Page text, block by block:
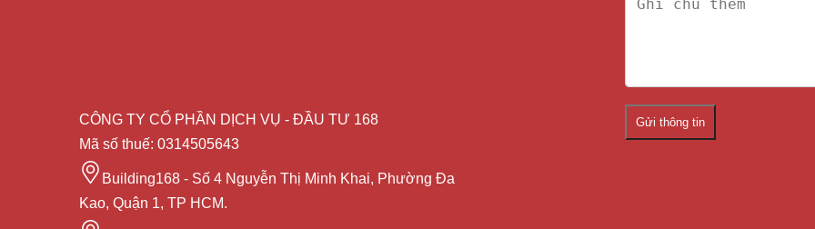
CÔNG TY CỔ PHẦN DỊCH VỤ - ĐẦU TƯ 168
Mã số thuế: 0314505643
Building168 - Số 4 Nguyễn Thị Minh Khai, Phường Đa
Kao, Quận 1, TP HCM.
Gửi thông tin